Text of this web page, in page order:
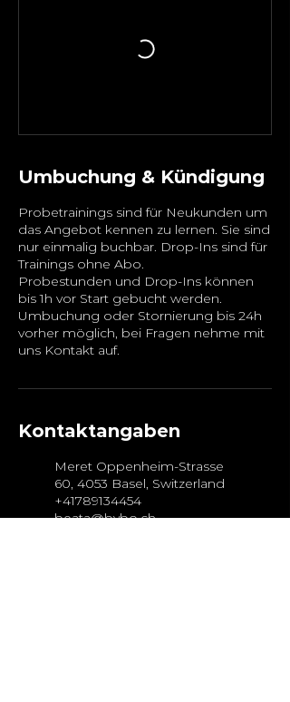
Umbuchung & Kündigung
Probetrainings sind für Neukunden um
das Angebot kennen zu lernen. Sie sind
nur einmalig buchbar. Drop-Ins sind für
Trainings ohne Abo.
Probestunden und Drop-Ins können
bis 1h vor Start gebucht werden.
Umbuchung oder Stornierung bis 24h
vorher möglich, bei Fragen nehme mit
uns Kontakt auf.
Kontaktangaben
Meret Oppenheim-Strasse
60, 4053 Basel, Switzerland
+41789134454
beata@bybo.ch